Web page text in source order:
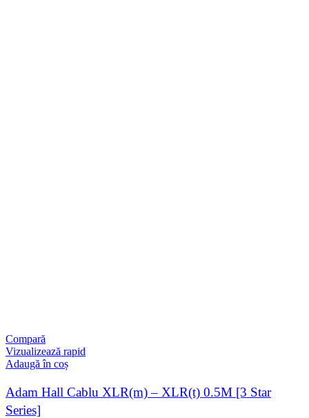
Compară
Vizualizează rapid
Adaugă în coș
Adam Hall Cablu XLR(m) – XLR(t) 0.5M [3 Star
Series]